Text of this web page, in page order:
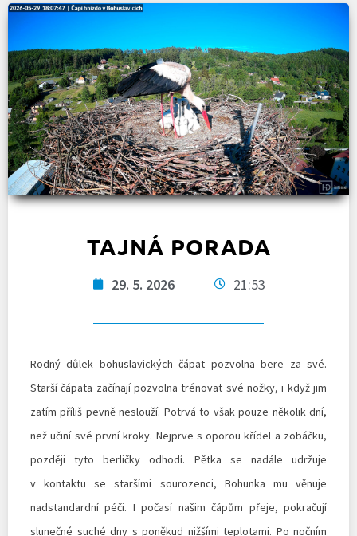
TAJNÁ PORADA
29. 5. 2026 21:53
Rodný důlek bohuslavických čápat pozvolna bere za své.
Starší čápata začínají pozvolna trénovat své nožky, i když jim
zatím příliš pevně neslouží. Potrvá to však pouze několik dní,
než učiní své první kroky. Nejprve s oporou křídel a zobáčku,
později tyto berličky odhodí. Pětka se nadále udržuje
v kontaktu se staršími sourozenci, Bohunka mu věnuje
nadstandardní péči. I počasí našim čápům přeje, pokračují
slunečné suché dny s poněkud nižšími teplotami. Po nočním